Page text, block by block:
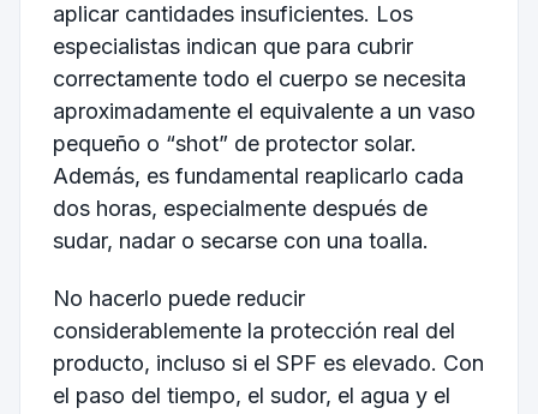
aplicar cantidades insuficientes. Los
especialistas indican que para cubrir
correctamente todo el cuerpo se necesita
aproximadamente el equivalente a un vaso
pequeño o “shot” de protector solar.
Además, es fundamental reaplicarlo cada
dos horas, especialmente después de
sudar, nadar o secarse con una toalla.
No hacerlo puede reducir
considerablemente la protección real del
producto, incluso si el SPF es elevado. Con
el paso del tiempo, el sudor, el agua y el